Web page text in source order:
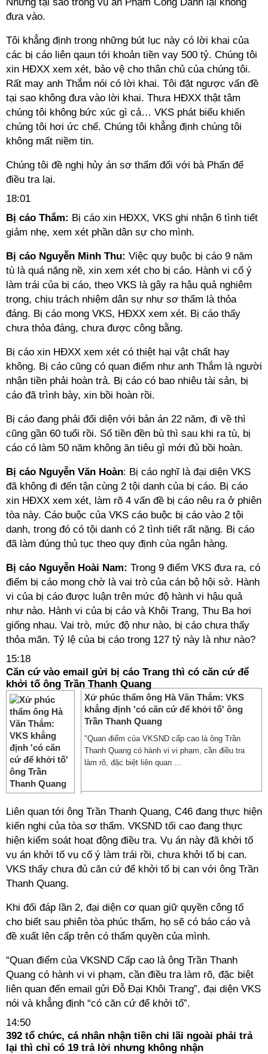
đưa vào.
Tôi khẳng định trong những bút lục này có lời khai của
các bị cáo liên qaun tới khoản tiền vay 500 tỷ. Chúng tôi
xin HĐXX xem xét, bảo vệ cho thân chủ của chúng tôi.
Rất may anh Thắm nói có lời khai. Tôi đặt ngược vấn đề
tại sao không đưa vào lời khai. Thưa HĐXX thật tâm
chúng tôi không bức xúc gì cả… VKS phát biểu khiến
chúng tôi hơi ức chế. Chúng tôi khẳng định chúng tôi
không mất niềm tin.
Chúng tôi đề nghị hủy án sơ thẩm đối với bà Phấn để
điều tra lại.
18:01
Bị cáo Thắm: Bị cáo xin HĐXX, VKS ghi nhận 6 tình tiết
giảm nhẹ, xem xét phần dân sự cho mình.
Bị cáo Nguyễn Minh Thu: Việc quy buộc bị cáo 9 năm
tù là quá nặng nề, xin xem xét cho bị cáo. Hành vi cố ý
làm trái của bị cáo, theo VKS là gây ra hậu quả nghiêm
trọng, chịu trách nhiệm dân sự như sơ thẩm là thỏa
đáng. Bị cáo mong VKS, HĐXX xem xét. Bị cáo thấy
chưa thỏa đáng, chưa được công bằng.
Bị cáo xin HĐXX xem xét có thiệt hại vật chất hay
không. Bị cáo cũng có quan điểm như anh Thắm là người
nhận tiền phải hoàn trả. Bị cáo có bao nhiêu tài sản, bị
cáo đã trình bày, xin bồi hoàn rồi.
Bị cáo đang phải đối diện với bản án 22 năm, đi về thì
cũng gần 60 tuổi rồi. Số tiền đền bù thì sau khi ra tù, bị
cáo có làm 50 năm không ăn tiêu gì mới đủ bồi hoàn.
Bị cáo Nguyễn Văn Hoàn: Bị cáo nghĩ là đại diện VKS
đã không đi đến tận cùng 2 tội danh của bị cáo. Bị cáo
xin HĐXX xem xét, làm rõ 4 vấn đề bị cáo nêu ra ở phiên
tòa này. Cáo buộc của VKS cáo buộc bị cáo vào 2 tội
danh, trong đó có tội danh có 2 tình tiết rất nặng. Bị cáo
đã làm đúng thủ tục theo quy định cùa ngân hàng.
Bị cáo Nguyễn Hoài Nam: Trong 9 điểm VKS đưa ra, có
điểm bị cáo mong chờ là vai trò của cán bộ hội sở. Hành
vi của bị cáo được luận trên mức độ hành vi hậu quả
như nào. Hành vi của bị cáo và Khôi Trang, Thu Ba hơi
giống nhau. Vai trò, mức độ như nào, bị cáo chưa thấy
thỏa mãn. Tỷ lệ của bị cáo trong 127 tỷ này là như nào?
15:18
Căn cứ vào email gửi bị cáo Trang thì có căn cứ để
khởi tố ông Trần Thanh Quang
Xử phúc thẩm ông Hà Văn Thắm: VKS
khẳng định 'có căn cứ để khởi tố' ông
Trần Thanh Quang
"Quan điểm của VKSND cấp cao là ông Trần
Thanh Quang có hành vi vi phạm, cần điều tra
làm rõ, đặc biệt liên quan ...
Liên quan tới ông Trần Thanh Quang, C46 đang thực hiện
kiến nghị của tòa sơ thẩm. VKSND tối cao đang thực
hiện kiểm soát hoạt động điều tra. Vụ án này đã khởi tố
vụ án khởi tố vụ cố ý làm trái rồi, chưa khởi tố bị can.
VKS thấy chưa đủ căn cứ để khởi tố bị can với ông Trần
Thanh Quang.
Khi đối đáp lần 2, đại diện cơ quan giữ quyền công tố
cho biết sau phiên tòa phúc thẩm, họ sẽ có báo cáo và
đề xuất lên cấp trên có thẩm quyền của mình.
“Quan điểm của VKSND Cấp cao là ông Trần Thanh
Quang có hành vi vi phạm, cần điều tra làm rõ, đặc biệt
liên quan đến email gửi Đỗ Đại Khôi Trang”, đại diện VKS
nói và khẳng định “có căn cứ để khởi tố”.
14:50
392 tổ chức, cá nhân nhận tiền chi lãi ngoài phải trả
lại thì chỉ có 19 trả lời nhưng không nhận